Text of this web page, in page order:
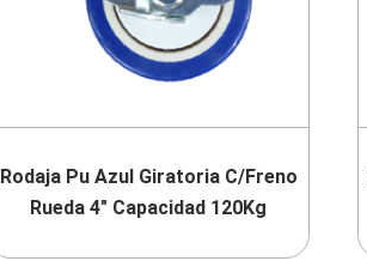
Rodaja Pu Azul Giratoria C/Freno
Rueda 4″ Capacidad 120Kg